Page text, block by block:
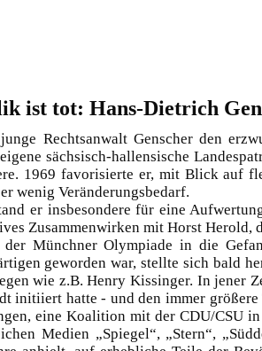
ist tot: Hans-Dietrich
Rechtsanwalt Genscher den
sächsisch-hallensische
1969 favorisierte er, mit Blick auf
wenig Veränderungsbedarf.
er insbesondere für eine
Zusammenwirken mit Horst
Münchner Olympiade in die
geworden war, stellte sich bald
wie z.B. Henry Kissinger. In
initiiert hatte - und den immer
eine Koalition mit der CDU/CSU
Medien „Spiegel“, „Stern“,